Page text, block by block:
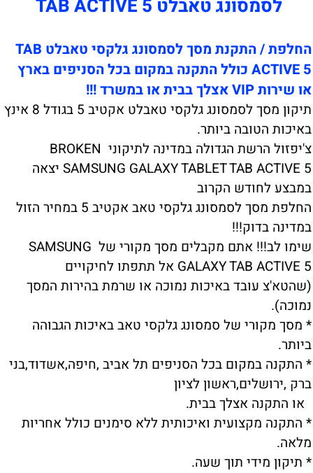
לסמסונג טאבלט TAB ACTIVE 5
החלפת / התקנת מסך לסמסונג גלקסי טאבלט TAB
ACTIVE 5 כולל התקנה במקום בכל הסניפים בארץ
או שירות VIP אצלך בבית או במשרד !!!
תיקון מסך לסמסונג גלקסי טאבלט אקטיב 5 בגודל 8 אינץ
באיכות הטובה ביותר.
צ'יפזול הרשת הגדולה במדינה לתיקוני BROKEN
SAMSUNG GALAXY TABLET TAB ACTIVE 5 יצאה
במבצע לחודש הקרוב
החלפת מסך לסמסונג גלקסי טאב אקטיב 5 במחיר הזול
במדינה בדוק!!!
שימו לב!!! אתם מקבלים מסך מקורי של SAMSUNG
GALAXY TAB ACTIVE 5 אל תתפתו לחיקויים
(שהטא'צ עובד באיכות נמוכה או שרמת בהירות המסך
נמוכה).
* מסך מקורי של סמסונג גלקסי טאב באיכות הגבוהה
ביותר.
* התקנה במקום בכל הסניפים תל אביב ,חיפה,אשדוד,בני
ברק ,ירושלים,ראשון לציון
או התקנה אצלך בבית.
* התקנה מקצועית ואיכותית ללא סימנים כולל אחריות
מלאה.
* תיקון מידי תוך שעה.